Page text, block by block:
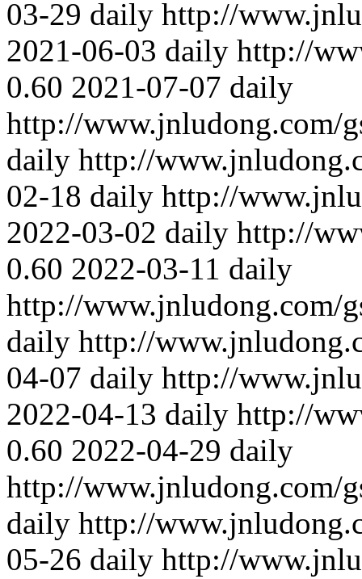
03-29 daily http://
2021-06-03 daily http://
0.60 2021-07-07 daily
http://www.jnludong.com/
daily http://
02-18 daily http://
2022-03-02 daily http://
0.60 2022-03-11 daily
http://www.jnludong.com/
daily http://
04-07 daily http://
2022-04-13 daily http://
0.60 2022-04-29 daily
http://www.jnludong.com/
daily http://
05-26 daily http://